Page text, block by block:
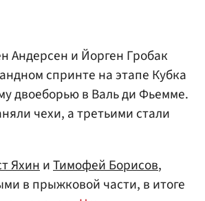
Андерсен и Йорген Гробак
спринте на этапе Кубка
двоеборью в Валь ди Фьемме.
чехи, а третьими стали
ЯхиниТимофей Борисов,
в прыжковой части, в итоге